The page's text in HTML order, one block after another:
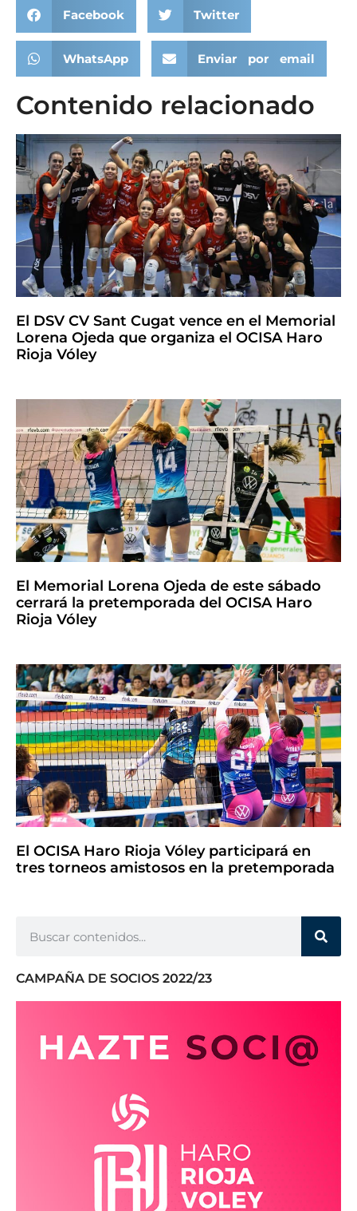
Facebook Twitter
WhatsApp Enviar por email
Contenido relacionado
El DSV CV Sant Cugat vence en el Memorial
Lorena Ojeda que organiza el OCISA Haro
Rioja Vóley
El Memorial Lorena Ojeda de este sábado
cerrará la pretemporada del OCISA Haro
Rioja Vóley
El OCISA Haro Rioja Vóley participará en
tres torneos amistosos en la pretemporada
CAMPAÑA DE SOCIOS 2022/23